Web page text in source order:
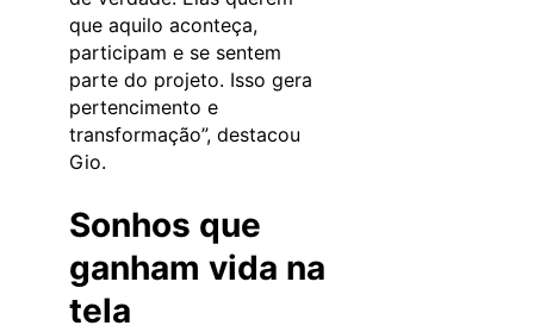
que aquilo aconteça,
participam e se sentem
parte do projeto. Isso gera
pertencimento e
transformação”, destacou
Gio.
Sonhos que
ganham vida na
tela